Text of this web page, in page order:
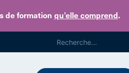
de formation qu’elle comprend.